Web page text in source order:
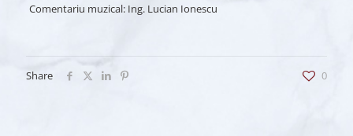
Comentariu muzical: Ing. Lucian Ionescu
Share 0